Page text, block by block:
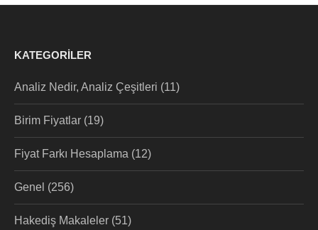
KATEGORILER
Analiz Nedir, Analiz Çeşitleri (11)
Birim Fiyatlar (19)
Fiyat Farkı Hesaplama (12)
Genel (256)
Hakediş Makaleler (51)